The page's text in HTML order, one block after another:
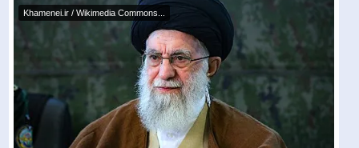
Khamenei.ir / Wikimedia Commons...